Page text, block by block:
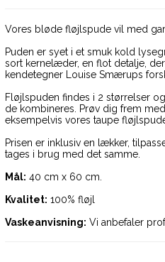
Vores bløde fløjlspude vil med
Puden er syet i et smuk kold
sort kernelæder, en flot detalje,
kendetegner Louise Smærups
Fløjlspuden findes i 2 størrelser
de kombineres. Prøv dig frem
eksempelvis vores taupe
Prisen er inklusiv en lækker,
tages i brug med det samme.
Mål: 40 cm x 60 cm.
Kvalitet: 100% fløjl
Vaskeanvisning: Vi anbefaler